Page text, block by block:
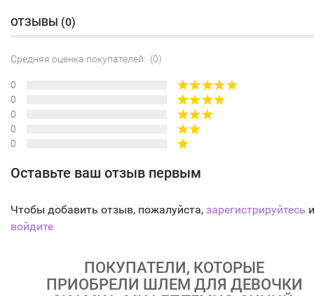
ОТЗЫВЫ (0)
Средняя оценка покупателей: (0)
0
0
0
0
0
Оставьте ваш отзыв первым
Чтобы добавить отзыв, пожалуйста, зарегистрируйтесь
войдите
ПОКУПАТЕЛИ, КОТОРЫЕ
ПРИОБРЕЛИ ШЛЕМ ДЛЯ ДЕВОЧКИ